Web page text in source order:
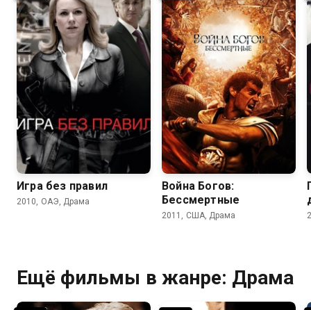
6.6 6.8
Игра без правил
2010, ОАЭ, Драма
5.9 6.0
Война Богов:
Бессмертные
2011, США, Драма
Ещё фильмы в жанре: Драма